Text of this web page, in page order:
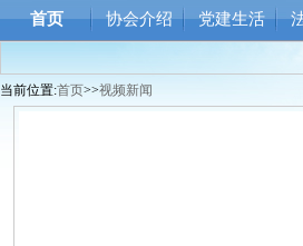
首页 协会介绍 党建生活
当前位置:首页>>视频新闻